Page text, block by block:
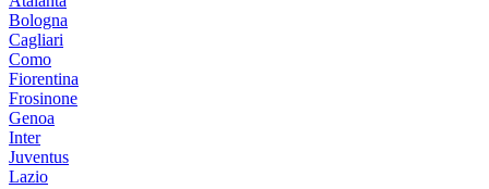
Bologna
Cagliari
Como
Fiorentina
Frosinone
Genoa
Inter
Juventus
Lazio